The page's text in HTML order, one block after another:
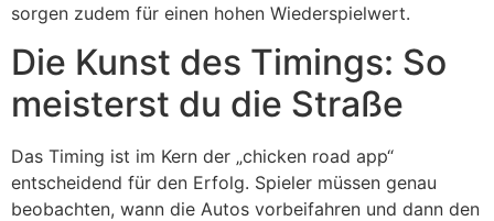
sorgen zudem für einen hohen Wiederspielwert.
Die Kunst des Timings: So
meisterst du die Straße
Das Timing ist im Kern der „chicken road app“
entscheidend für den Erfolg. Spieler müssen genau
beobachten, wann die Autos vorbeifahren und dann den